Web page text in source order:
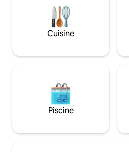
Cuisine
Piscine